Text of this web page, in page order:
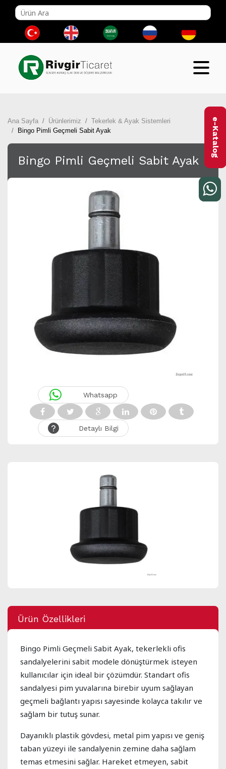
Ana Sayfa Ürünlerimiz
Tekerlek & Ayak Sistemleri
Bingo Pimli Geçmeli Sabit Ayak
Bingo Pimli Geçmeli Sabit Ayak
Whatsapp
Detaylı Bilgi
Ürün Özellikleri
Bingo Pimli Geçmeli Sabit Ayak, tekerlekli ofis
sandalyelerini sabit modele dönüştürmek isteyen
kullanıcılar için ideal bir çözümdür. Standart ofis
sandalyesi pim yuvalarına birebir uyum sağlayan
geçmeli bağlantı yapısı sayesinde kolayca takılır ve
sağlam bir tutuş sunar.
Dayanıklı plastik gövdesi, metal pim yapısı ve geniş
taban yüzeyi ile sandalyenin zemine daha sağlam
temas etmesini sağlar. Hareket etmeyen, sabit
e-Katalog